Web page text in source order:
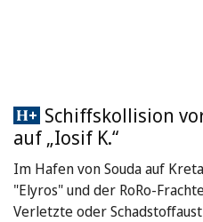
Schiffskollision
auf „Iosif K.“
Im Hafen von Souda auf
"Elyros" und der RoRo-
Verletzte oder